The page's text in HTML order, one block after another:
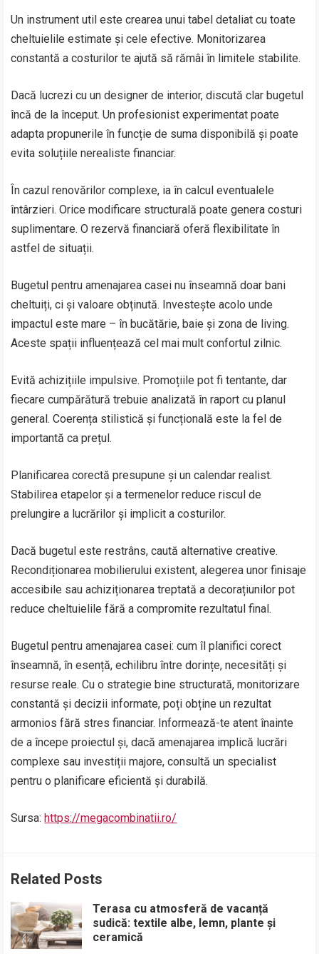
Un instrument util este crearea unui tabel detaliat cu toate
cheltuielile estimate și cele efective. Monitorizarea
constantă a costurilor te ajută să rămâi în limitele stabilite.
Dacă lucrezi cu un designer de interior, discută clar bugetul
încă de la început. Un profesionist experimentat poate
adapta propunerile în funcție de suma disponibilă și poate
evita soluțiile nerealiste financiar.
În cazul renovărilor complexe, ia în calcul eventualele
întârzieri. Orice modificare structurală poate genera costuri
suplimentare. O rezervă financiară oferă flexibilitate în
astfel de situații.
Bugetul pentru amenajarea casei nu înseamnă doar bani
cheltuiți, ci și valoare obținută. Investește acolo unde
impactul este mare – în bucătărie, baie și zona de living.
Aceste spații influențează cel mai mult confortul zilnic.
Evită achizițiile impulsive. Promoțiile pot fi tentante, dar
fiecare cumpărătură trebuie analizată în raport cu planul
general. Coerența stilistică și funcțională este la fel de
importantă ca prețul.
Planificarea corectă presupune și un calendar realist.
Stabilirea etapelor și a termenelor reduce riscul de
prelungire a lucrărilor și implicit a costurilor.
Dacă bugetul este restrâns, caută alternative creative.
Recondiționarea mobilierului existent, alegerea unor finisaje
accesibile sau achiziționarea treptată a decorațiunilor pot
reduce cheltuielile fără a compromite rezultatul final.
Bugetul pentru amenajarea casei: cum îl planifici corect
înseamnă, în esență, echilibru între dorințe, necesități și
resurse reale. Cu o strategie bine structurată, monitorizare
constantă și decizii informate, poți obține un rezultat
armonios fără stres financiar. Informează-te atent înainte
de a începe proiectul și, dacă amenajarea implică lucrări
complexe sau investiții majore, consultă un specialist
pentru o planificare eficientă și durabilă.
Sursa:https://megacombinatii.ro/
Related Posts
Terasa cu atmosferă de vacanță
sudică: textile albe, lemn, plante și
ceramică